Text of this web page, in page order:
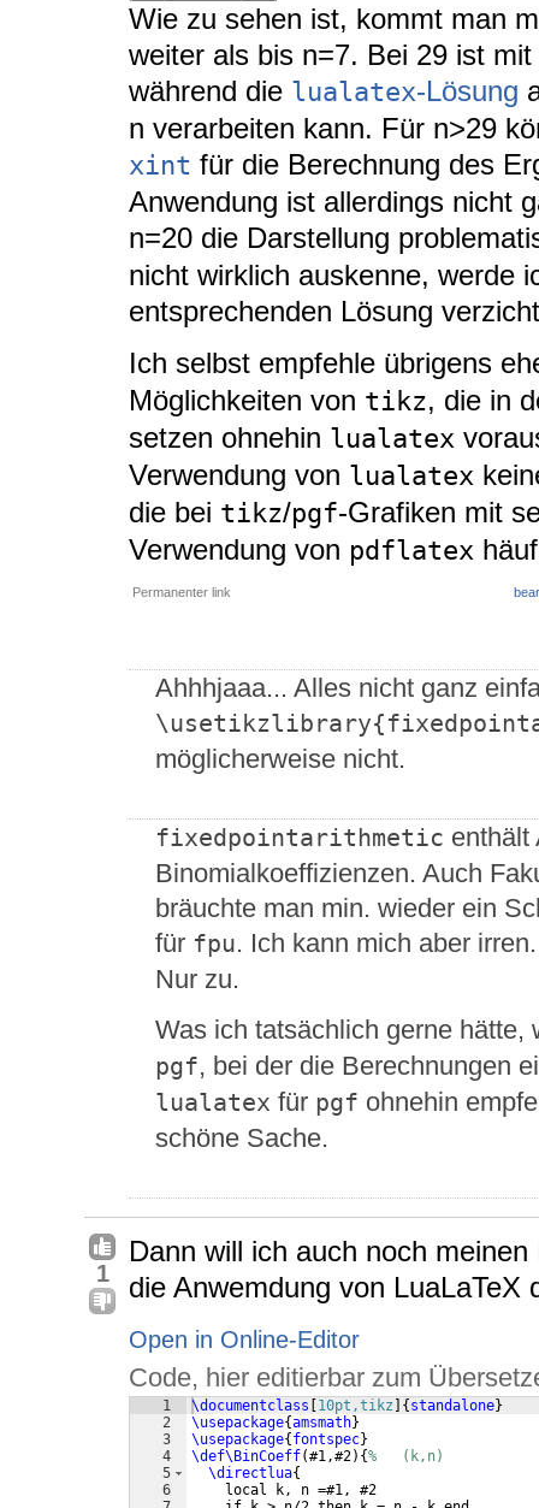
Wie zu sehen ist, kommt man
weiter als bis n=7. Bei 29 ist
während die lualatex-Lösung
n verarbeiten kann. Für n>29
xint für die Berechnung des
Anwendung ist allerdings nicht
n=20 die Darstellung
nicht wirklich auskenne, werde
entsprechenden Lösung
Ich selbst empfehle übrigens
Möglichkeiten von tikz, die in
setzen ohnehin lualatex
Verwendung von lualatex
die bei tikz/pgf-Grafiken mit
Verwendung von pdflatex
Permanenter link
Ahhhjaaa... Alles nicht ganz
möglicherweise nicht.
fixedpointarithmetic enthält
Binomialkoeffizienzen. Auch
bräuchte man min. wieder ein
für fpu. Ich kann mich aber
Nur zu.
Was ich tatsächlich gerne hätte,
pgf, bei der die Berechnungen
lualatex für pgf ohnehin
schöne Sache.
1
Dann will ich auch noch
die Anwemdung von LuaLaTeX
Open in Online-Editor
Code, hier editierbar zum
1
2
3
4
5
6
\documentclass 10pt,tikz { standalone}
\usepackage{amsmath}
\usepackage{ fontspec}
\def\BinCoeff(#1,#2) {%   (k,n)
\directlua{
    local k, n =#1, #2